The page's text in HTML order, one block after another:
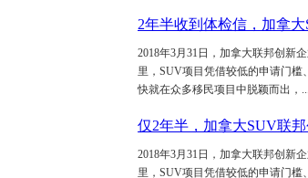
2年半收到体检信，加拿
2018年3月31日，加拿大联邦创新
里，SUV项目凭借较低的申请门
快就在众多移民项目中脱颖而出，...
仅2年半，加拿大SUV联
2018年3月31日，加拿大联邦创新
里，SUV项目凭借较低的申请门